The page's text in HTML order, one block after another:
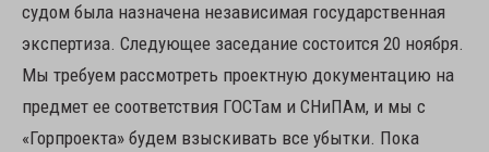
судом была назначена независимая государственная
экспертиза. Следующее заседание состоится 20 ноября.
Мы требуем рассмотреть проектную документацию на
предмет ее соответствия ГОСТам и СНиПАм, и мы с
«Горпроекта» будем взыскивать все убытки. Пока